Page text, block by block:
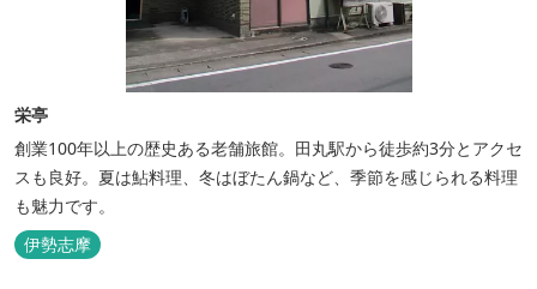
栄亭
創業100年以上の歴史ある老舗旅館。田丸駅から徒歩約3分とアクセ
スも良好。夏は鮎料理、冬はぼたん鍋など、季節を感じられる料理
も魅力です。
伊勢志摩